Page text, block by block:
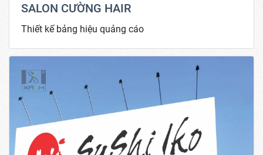
SALON CƯỜNG HAIR
Thiết kế bảng hiệu quảng cáo